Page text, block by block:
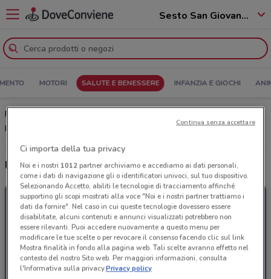
Sesto San Giovanni - 20099
MOTORI SALUTE E BENESSERE INFANZIA E GIOCHI
FarmaFree Sesto San Giovanni: Volantino, Orari di apertura e
Indirizzi
Ultime offerte del volantino FarmaFree
Ci importa della tua privacy
Noi e i nostri 1012partner archiviamo e accediamo ai dati personali,
come i dati di navigazione gli o identificatori univoci, sul tuo dispositivo.
Selezionando Accetto, abiliti le tecnologie di tracciamento affinché
supportino gli scopi mostrati alla voce "Noi e i nostri partner trattiamo i
dati da fornire". Nel caso in cui queste tecnologie dovessero essere
disabilitate, alcuni contenuti e annunci visualizzati potrebbero non
essere rilevanti. Puoi accedere nuovamente a questo menu per
modificare le tue scelte o per revocare il consenso facendo clic sul link
Mostra finalità in fondo alla pagina web. Tali scelte avranno effetto nel
contesto del nostro Sito web. Per maggiori informazioni, consulta
l'Informativa sulla privacy.Privacy policy
Continua senza accettare